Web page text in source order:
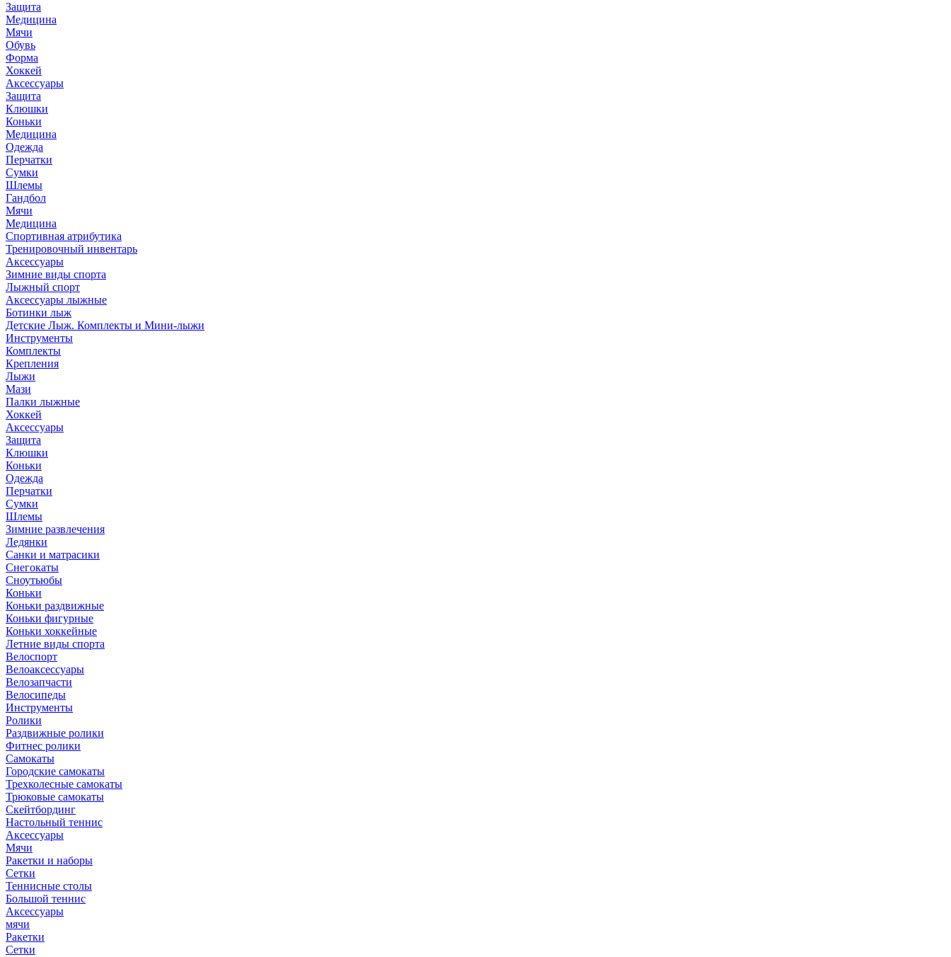
Защита
Медицина
Мячи
Обувь
Форма
Хоккей
Аксессуары
Защита
Клюшки
Коньки
Медицина
Одежда
Перчатки
Сумки
Шлемы
Гандбол
Мячи
Медицина
Спортивная атрибутика
Тренировочный инвентарь
Аксессуары
Зимние виды спорта
Лыжный спорт
Аксессуары лыжные
Ботинки лыж
Детские Лыж. Комплекты и Мини-лыжи
Инструменты
Комплекты
Крепления
Лыжи
Мази
Палки лыжные
Хоккей
Аксессуары
Защита
Клюшки
Коньки
Одежда
Перчатки
Сумки
Шлемы
Зимние развлечения
Ледянки
Санки и матрасики
Снегокаты
Сноутьюбы
Коньки
Коньки раздвижные
Коньки фигурные
Коньки хоккейные
Летние виды спорта
Велоспорт
Велоаксессуары
Велозапчасти
Велосипеды
Инструменты
Ролики
Раздвижные ролики
Фитнес ролики
Самокаты
Городские самокаты
Трехколесные самокаты
Трюковые самокаты
Скейтбординг
Настольный теннис
Аксессуары
Мячи
Ракетки и наборы
Сетки
Теннисные столы
Большой теннис
Аксессуары
мячи
Ракетки
Сетки